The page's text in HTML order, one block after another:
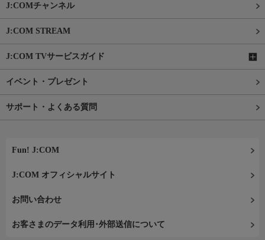
J:COMチャンネル
J:COM STREAM
J:COM TVサービスガイド
イベント・プレゼント
サポート・よくある質問
Fun! J:COM
J:COM オフィシャルサイト
お問い合わせ
お客さまのデータ利用･外部送信について